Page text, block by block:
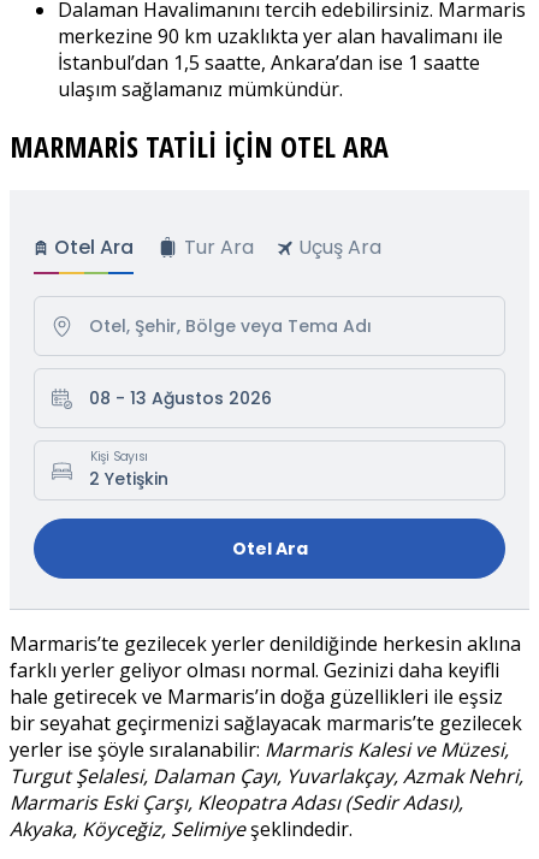
Dalaman Havalimanını tercih edebilirsiniz. Marmaris
merkezine 90 km uzaklıkta yer alan havalimanı ile
İstanbul’dan 1,5 saatte, Ankara’dan ise 1 saatte
ulaşım sağlamanız mümkündür.
MARMARİS TATİLİ İÇİN OTEL ARA
Marmaris’te gezilecek yerler denildiğinde herkesin aklına
farklı yerler geliyor olması normal. Gezinizi daha keyifli
hale getirecek ve Marmaris’in doğa güzellikleri ile eşsiz
bir seyahat geçirmenizi sağlayacak marmaris’te gezilecek
yerler ise şöyle sıralanabilir: Marmaris Kalesi ve Müzesi,
Turgut Şelalesi, Dalaman Çayı, Yuvarlakçay, Azmak Nehri,
Marmaris Eski Çarşı, Kleopatra Adası (Sedir Adası),
Akyaka, Köyceğiz, Selimiyeşeklindedir.